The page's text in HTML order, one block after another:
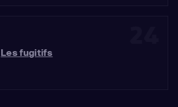
Les fugitifs